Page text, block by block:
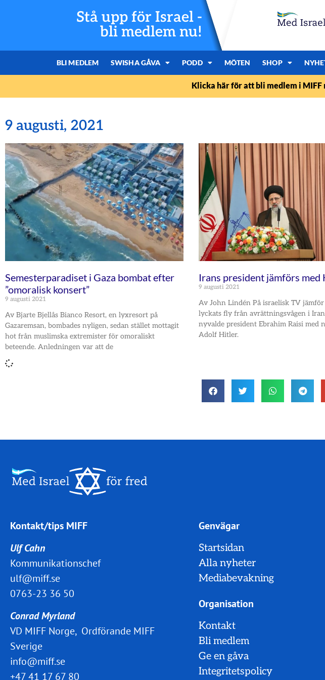
Stå upp för Israel -
bli medlem nu!
BLI MEDLEM SWISHA GÅVA PODD MÖTEN SHOP
Klicka här för att bli medlem i MIFF
9 augusti, 2021
Semesterparadiset i Gaza bombat efter
”omoralisk konsert”
9 augusti 2021
Av Bjarte Bjellås Bianco Resort, en lyxresort på
Gazaremsan, bombades nyligen, sedan stället mottagit
hot från muslimska extremister för omoraliskt
beteende. Anledningen var att de
Irans president jämförs med
9 augusti 2021
Av John Lindén På israelisk TV
lyckats fly från avrättningsvågen i
nyvalde president Ebrahim Raisi med
Adolf Hitler.
Kontakt/tips MIFF
Ulf Cahn
Kommunikationschef
ulf@miff.se
0763-23 36 50
Conrad Myrland
VD MIFF Norge, Ordförande MIFF
Sverige
info@miff.se
+47 41 17 67 80
Genvägar
Startsidan
Alla nyheter
Mediabevakning
Organisation
Kontakt
Bli medlem
Ge en gåva
Integritetspolicy